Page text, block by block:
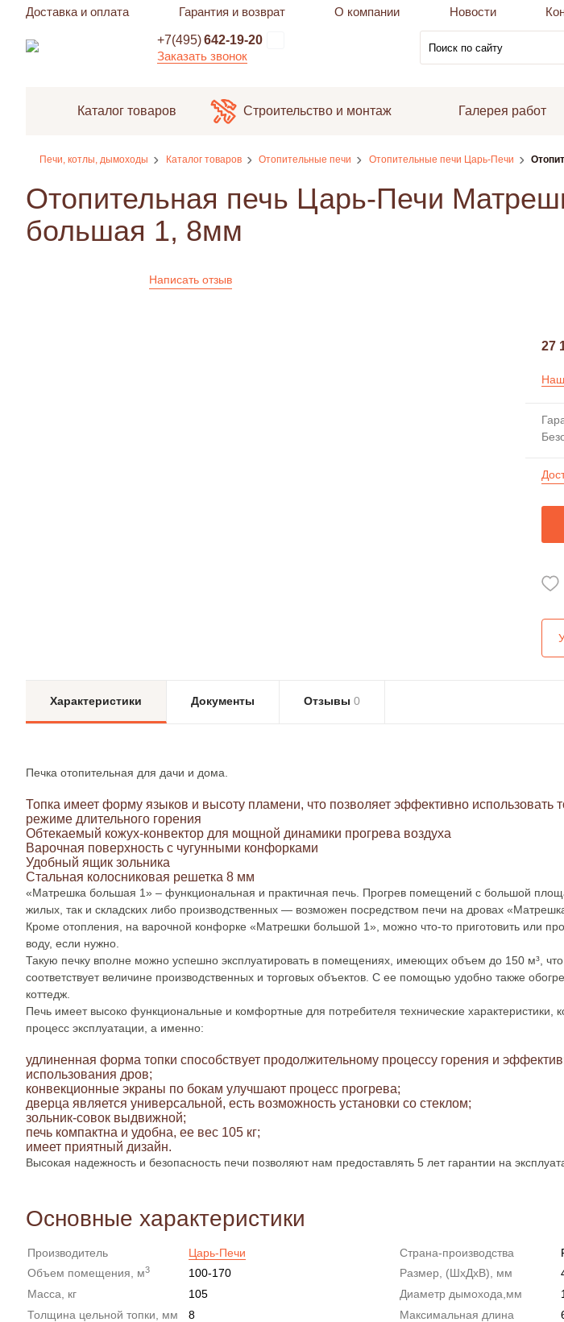
Доставка и оплата Гарантия и возврат О компании Новости
+7(495) 642-19-20
Заказать звонок
Каталог товаров Строительство и монтаж Галерея работ
Печи, котлы, дымоходы Каталог товаров Отопительные печи Отопительные печи Царь-Печи
Отопительная печь Царь-Печи
большая 1, 8мм
Написать отзыв
27
Характеристики Документы Отзывы 0
Печка отопительная для дачи и дома.
Топка имеет форму языков и высоту пламени, что позволяет эффективно использовать
режиме длительного горения
Обтекаемый кожух-конвектор для мощной динамики прогрева воздуха
Варочная поверхность с чугунными конфорками
Удобный ящик зольника
Стальная колосниковая решетка 8 мм
«Матрешка большая 1» – функциональная и практичная печь. Прогрев помещений с большой
жилых, так и складских либо производственных — возможен посредством печи на дровах
Кроме отопления, на варочной конфорке «Матрешки большой 1», можно что-то приготовить или
воду, если нужно.
Такую печку вполне можно успешно эксплуатировать в помещениях, имеющих объем до 150 м³,
соответствует величине производственных и торговых объектов. С ее помощью удобно также
коттедж.
Печь имеет высоко функциональные и комфортные для потребителя технические характеристики,
процесс эксплуатации, а именно:
удлиненная форма топки способствует продолжительному процессу горения и
использования дров;
конвекционные экраны по бокам улучшают процесс прогрева;
дверца является универсальной, есть возможность установки со стеклом;
зольник-совок выдвижной;
печь компактна и удобна, ее вес 105 кг;
имеет приятный дизайн.
Высокая надежность и безопасность печи позволяют нам предоставлять 5 лет гарантии на
Основные характеристики
Производитель Царь-Печи Страна-производства
Объем помещения, м3 100-170 Размер, (ШxДxВ), мм
Масса, кг
105 Диаметр дымохода,мм
Толщина цельной топки, мм
8
Максимальная длина